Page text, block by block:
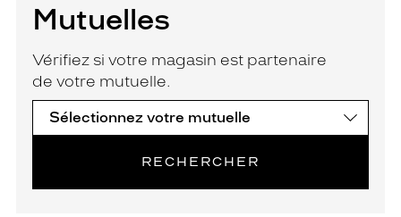
Mutuelles
Vérifiez si votre magasin est partenaire
de votre mutuelle.
RECHERCHER